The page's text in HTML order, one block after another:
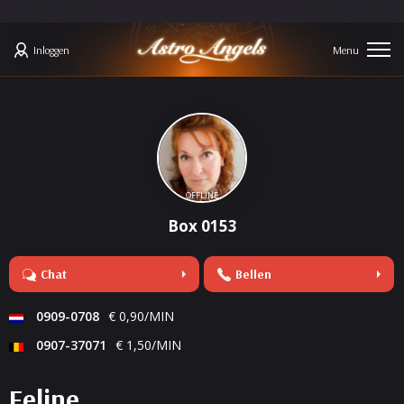
Inloggen
OFFLINE
Box 0153
Chat Bellen
0909-0708 € 0,90/MIN
0907-37071
€ 1,50/MIN